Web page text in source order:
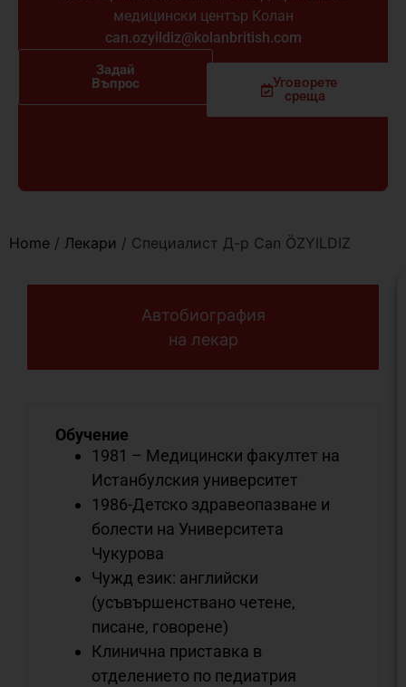
медицински център Колан
can.ozyildiz@kolanbritish.com
Задай
Въпрос
Уговорете
среща
Home / Лекари / Специалист Д-р Can ÖZYILDIZ
Автобиография
на лекар
Обучение
1981 – Медицински факултет на
Истанбулския университет
1986-Детско здравеопазване и
болести на Университета
Чукурова
Чужд език: английски
(усъвършенствано четене,
писане, говорене)
Клинична приставка в
отделението по педиатрия